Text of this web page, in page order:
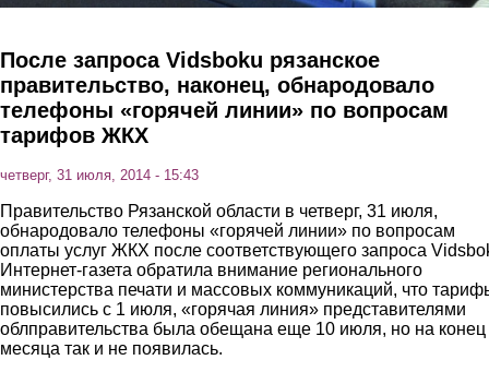
После запроса Vidsboku рязанское
правительство, наконец, обнародовало
телефоны «горячей линии» по вопросам
тарифов ЖКХ
четверг, 31 июля, 2014 - 15:43
Правительство Рязанской области в четверг, 31 июля,
обнародовало телефоны «горячей линии» по вопросам
оплаты услуг ЖКХ после соответствующего запроса
Интернет-газета обратила внимание регионального
министерства печати и массовых коммуникаций, что
повысились с 1 июля, «горячая линия» представителями
облправительства была обещана еще 10 июля, но на конец
месяца так и не появилась.